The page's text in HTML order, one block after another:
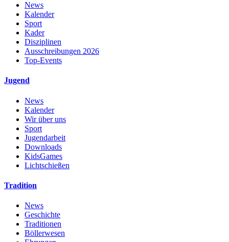
News
Kalender
Sport
Kader
Disziplinen
Ausschreibungen 2026
Top-Events
Jugend
News
Kalender
Wir über uns
Sport
Jugendarbeit
Downloads
KidsGames
Lichtschießen
Tradition
News
Geschichte
Traditionen
Böllerwesen